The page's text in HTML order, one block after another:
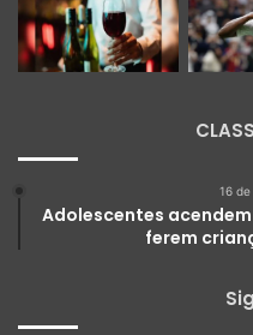
16
Adolescentes
ferem